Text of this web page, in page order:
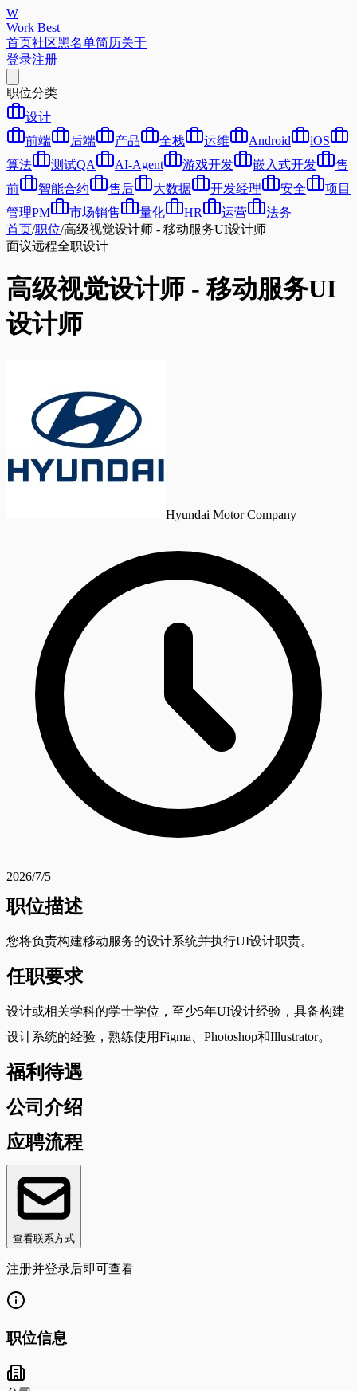
W
Work Best
首页社区黑名单简历关于
登录注册
职位分类
设计
前端
后端 产品 全栈 运维 Android
iOS
算法
测试QA AI-Agent 游戏开发 嵌入式开发
售
前
智能合约 售后 大数据 开发经理 安全
项目
管理PM
市场销售 量化 HR 运营
法务
首页/职位/高级视觉设计师 - 移动服务UI设计师
面议远程全职设计
高级视觉设计师 - 移动服务UI
设计师
Hyundai Motor Company
2026/7/5
职位描述
您将负责构建移动服务的设计系统并执行UI设计职责。
任职要求
设计或相关学科的学士学位，至少5年UI设计经验，具备构建
设计系统的经验，熟练使用Figma、Photoshop和Illustrator。
福利待遇
公司介绍
应聘流程
查看联系方式
注册并登录后即可查看
职位信息